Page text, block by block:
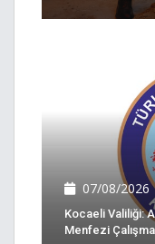
07/08/2026
Kocaeli Valiliği:
Menfezi